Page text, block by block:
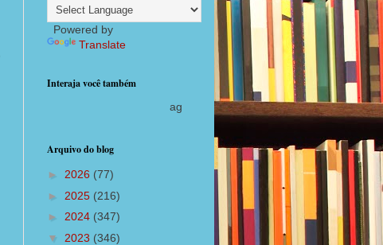
Powered by
Translate
Interaja você também
agora com postagens diárias
Arquivo do blog
► 2026 (77)
► 2025 (216)
► 2024 (347)
▼ 2023 (346)